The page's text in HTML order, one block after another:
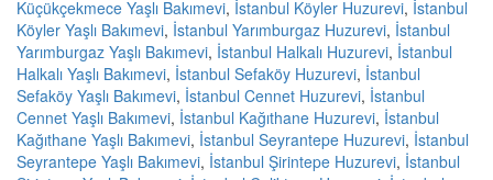
Küçükçekmece Yaşlı Bakımevi, İstanbul Köyler Huzurevi, İstanbul
Köyler Yaşlı Bakımevi, İstanbul Yarımburgaz Huzurevi, İstanbul
Yarımburgaz Yaşlı Bakımevi, İstanbul Halkalı Huzurevi, İstanbul
Halkalı Yaşlı Bakımevi, İstanbul Sefaköy Huzurevi, İstanbul
Sefaköy Yaşlı Bakımevi, İstanbul Cennet Huzurevi, İstanbul
Cennet Yaşlı Bakımevi, İstanbul Kağıthane Huzurevi, İstanbul
Kağıthane Yaşlı Bakımevi, İstanbul Seyrantepe Huzurevi, İstanbul
Seyrantepe Yaşlı Bakımevi, İstanbul Şirintepe Huzurevi, İstanbul